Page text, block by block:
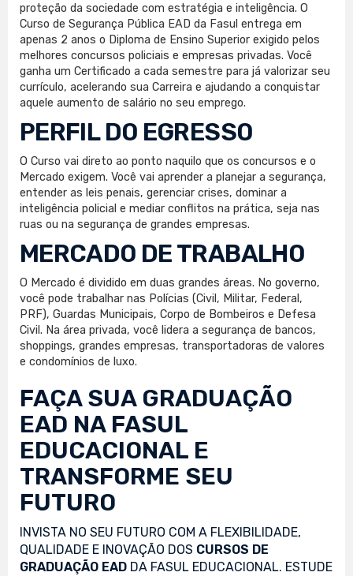
proteção da sociedade com estratégia e inteligência. O
Curso de Segurança Pública EAD da Fasul entrega em
apenas 2 anos o Diploma de Ensino Superior exigido pelos
melhores concursos policiais e empresas privadas. Você
ganha um Certificado a cada semestre para já valorizar seu
currículo, acelerando sua Carreira e ajudando a conquistar
aquele aumento de salário no seu emprego.
PERFIL DO EGRESSO
O Curso vai direto ao ponto naquilo que os concursos e o
Mercado exigem. Você vai aprender a planejar a segurança,
entender as leis penais, gerenciar crises, dominar a
inteligência policial e mediar conflitos na prática, seja nas
ruas ou na segurança de grandes empresas.
MERCADO DE TRABALHO
O Mercado é dividido em duas grandes áreas. No governo,
você pode trabalhar nas Polícias (Civil, Militar, Federal,
PRF), Guardas Municipais, Corpo de Bombeiros e Defesa
Civil. Na área privada, você lidera a segurança de bancos,
shoppings, grandes empresas, transportadoras de valores
e condomínios de luxo.
FAÇA SUA GRADUAÇÃO
EAD NA FASUL
EDUCACIONAL E
TRANSFORME SEU
FUTURO
INVISTA NO SEU FUTURO COM A FLEXIBILIDADE,
QUALIDADE E INOVAÇÃO DOS CURSOS DE
GRADUAÇÃO EAD DA FASUL EDUCACIONAL. ESTUDE